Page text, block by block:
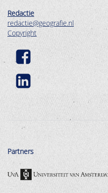
Redactie
redactie@geografie.nl
Copyright
Partners